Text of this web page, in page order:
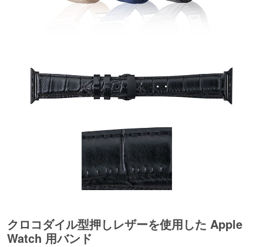
クロコダイル型押しレザーを使用した Apple
Watch 用バンド